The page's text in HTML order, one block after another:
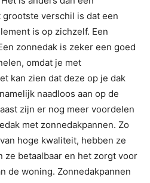
verschil is dat een
is op zichzelf. Een
zonnedak is zeker een goed
omdat je met
kan zien dat deze op je dak
naadloos aan op de
zijn er nog meer voordelen
met zonnedakpannen. Zo
hoge kwaliteit, hebben ze
ze betaalbaar en het zorgt voor
de woning. Zonnedakpannen